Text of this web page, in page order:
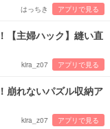
はっちき アプリで見る
【主婦ハック】縫い直
kira_z07 アプリで見る
崩れないパズル収納ア
kira_z07 アプリで見る